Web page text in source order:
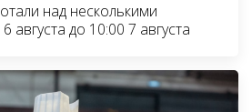
над несколькими
августа до 10:00 7 августа